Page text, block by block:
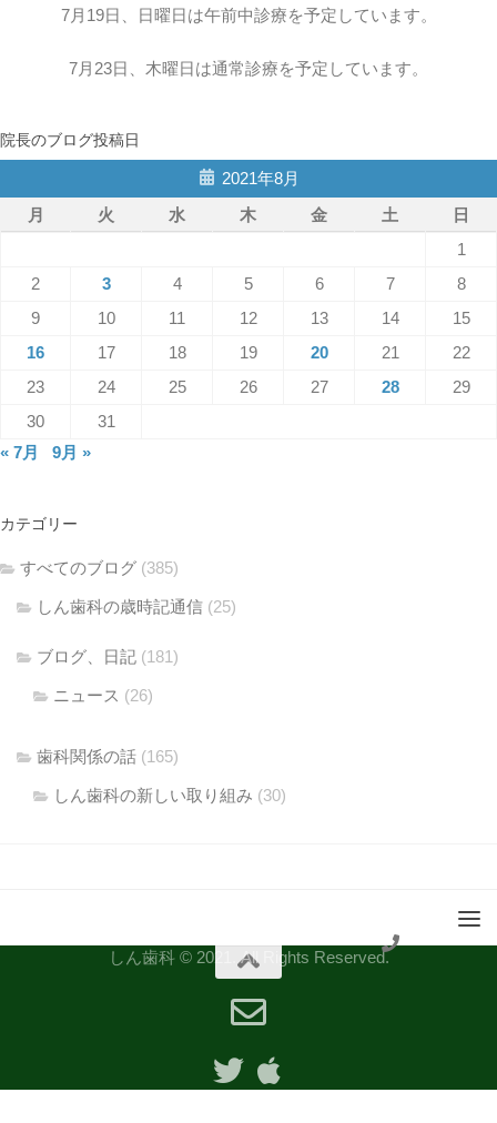
7月19日、日曜日は午前中診療を予定しています。
7月23日、木曜日は通常診療を予定しています。
院長のブログ投稿日
2021年8月
月
火 水 木 金 土
日
1
2
3 4 5 6 7
8
9
10 11 12 13 14
15
16
17 18 19 20 21
22
23
24 25 26 27 28
29
30
31
« 7月
9月 »
カテゴリー
すべてのブログ (385)
しん歯科の歳時記通信 (25)
ブログ、日記 (181)
ニュース (26)
歯科関係の話 (165)
しん歯科の新しい取り組み (30)
しん歯科 © 2021. All Rights Reserved.